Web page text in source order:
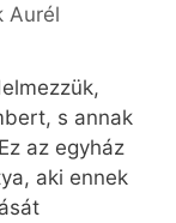
Aurél
s annak
az egyház
aki ennek